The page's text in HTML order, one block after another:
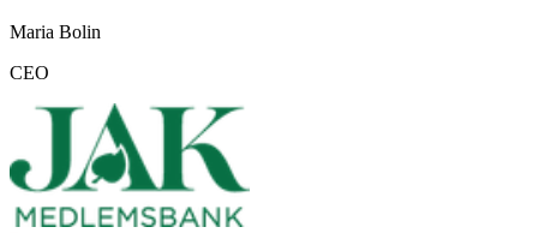
Maria Bolin
CEO